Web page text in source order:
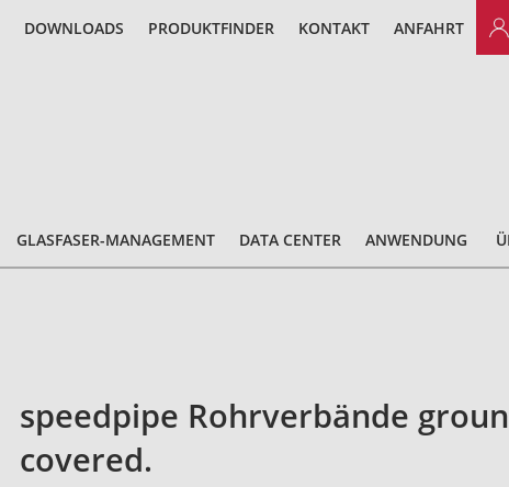
DOWNLOADS PRODUKTFINDER KONTAKT ANFAHRT
GLASFASER-MANAGEMENT DATA CENTER ANWENDUNG
speedpipe Rohrverbände
covered.